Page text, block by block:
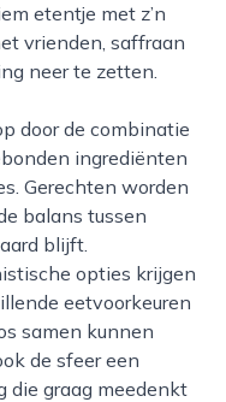
etentje met z’n
vrienden, saffraan
neer te zetten.
ingrediënten
Gerechten worden
balans tussen
blijft.
opties krijgen
eetvoorkeuren
samen kunnen
de sfeer een
die graag meedenkt